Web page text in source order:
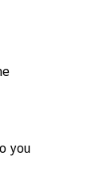
you